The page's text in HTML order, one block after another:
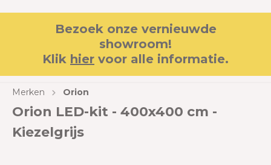
Bezoek onze vernieuwde
showroom!
Klik hier voor alle informatie.
Merken Orion
Orion LED-kit - 400x400 cm -
Kiezelgrijs